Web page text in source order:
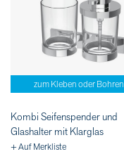
zum Kleben oder Bohren
Kombi Seifenspender und
Glashalter mit Klarglas
+ Auf Merkliste